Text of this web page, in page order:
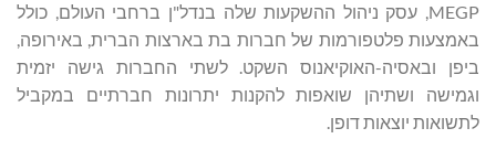
MEGP, עסק ניהול ההשקעות שלה בנדל"ן ברחבי העולם, כולל
באמצעות פלטפורמות של חברות בת בארצות הברית, באירופה,
ביפן ובאסיה-האוקיאנוס השקט. לשתי החברות גישה יזמית
וגמישה ושתיהן שואפות להקנות יתרונות חברתיים במקביל
לתשואות יוצאות דופן.